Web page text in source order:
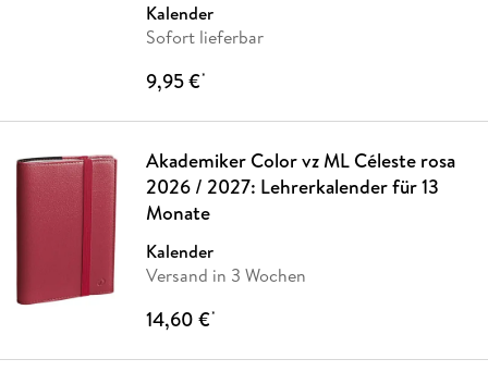
Kalender
Sofort lieferbar
9,95 €*
Akademiker Color vz ML Céleste rosa
2026 / 2027: Lehrerkalender für 13
Monate
Kalender
Versand in 3 Wochen
14,60 €*